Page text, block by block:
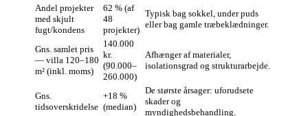
Andel projekter
med skjult
fugt/kondens
62 % (af
48
projekter)
Typisk bag sokkel, under puds
eller bag gamle træbeklædninger.
Gns. samlet pris
— villa 120–180
m² (inkl. moms)
140.000
kr.
(90.000–
260.000)
Afhænger af materialer,
isolationsgrad og strukturarbejde.
Gns.
tidsoverskridelse
+18 %
(median)
De største årsager: uforudsete
skader og
myndighedsbehandling.